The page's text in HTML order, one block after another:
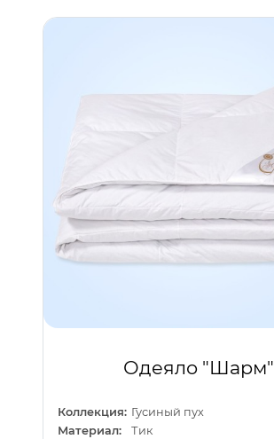
Одеяло "Шарм"
Коллекция: Гусиный пух
Материал:
Тик